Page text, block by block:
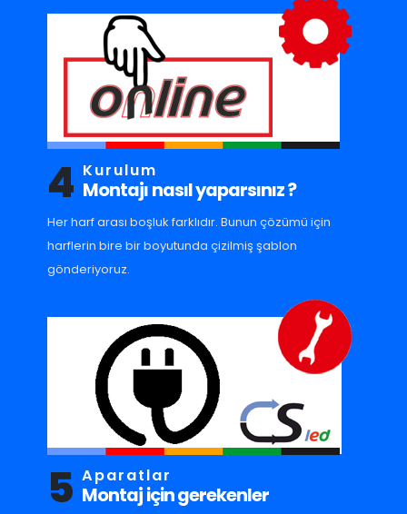
4 Kurulum
Montajı nasıl yaparsınız ?
Her harf arası boşluk farklıdır. Bunun çözümü için
harflerin bire bir boyutunda çizilmiş şablon
gönderiyoruz.
5 Aparatlar
Montaj için gerekenler